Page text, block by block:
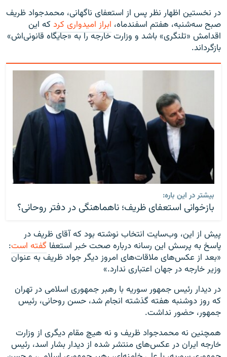
در نخستین اظهار نظر پس از استعفای ناگهانی، محمدجواد ظریف
صبح سه‌شنبه، هفتم اسفندماه، ابراز امیدواری کرد که این
اقدامش «تلنگری» باشد و وزارت خارجه را به «جایگاه قانونی‌اش»
بازگرداند.
بیشتر در این باره:
بازخوانی استعفای ظریف؛ ناهماهنگی در دفتر روحانی؟
پیش از این، وب‌سایت انتخاب نوشته بود که آقای ظریف در
پاسخ به پرسش این رسانه درباره صحت خبر استعفا گفته است:
«بعد از عکس‌های ملاقات‌های امروز دیگر جواد ظریف به عنوان
وزیر خارجه در جهان اعتباری ندارد.»
در دیدار رئیس جمهور سوریه با رهبر جمهوری اسلامی در تهران
که روز دوشنبه هفته گذشته انجام شد، حسن روحانی، رئیس
جمهور، حضور نداشت.
همچنین نه محمدجواد ظریف و نه هیچ مقام‌ دیگری از وزارت
خارجه ایران در عکس‌های منتشر شده از دیدار بشار اسد، رئیس